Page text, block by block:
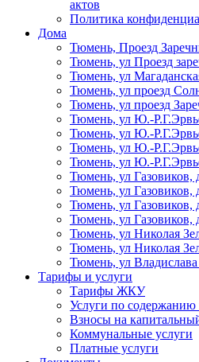
актов
Политика
Дома
Тюмень, Проезд
Тюмень, ул Проезд
Тюмень, ул
Тюмень, ул проезд
Тюмень, ул проезд
Тюмень, ул Ю.-
Тюмень, ул Ю.-
Тюмень, ул Ю.-
Тюмень, ул Ю.-
Тюмень, ул Газовиков,
Тюмень, ул Газовиков,
Тюмень, ул Газовиков,
Тюмень, ул Газовиков,
Тюмень, ул Николая
Тюмень, ул Николая
Тюмень, ул
Тарифы и услуги
Тарифы ЖКУ
Услуги по содержанию
Взносы на
Коммунальные услуги
Платные услуги